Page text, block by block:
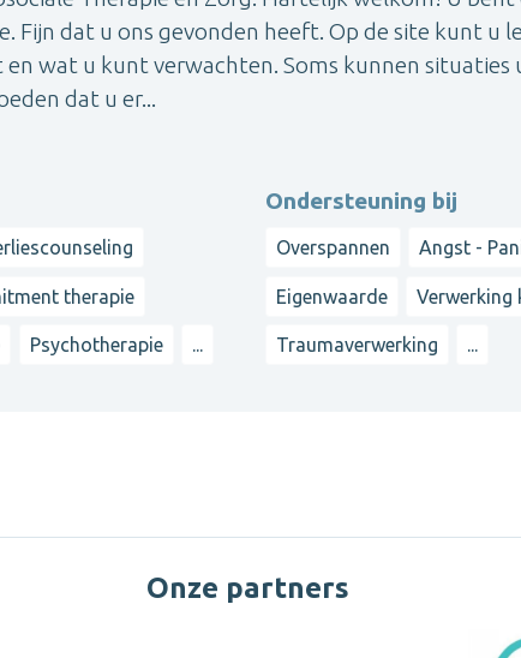
Fijn dat u ons gevonden heeft. Op de site kunt u
wat u kunt verwachten. Soms kunnen situaties
dat u er...
therapie
Psychotherapie ...
Ondersteuning bij
Overspannen Angst -
Eigenwaarde Verwerking
Traumaverwerking ...
Onze partners